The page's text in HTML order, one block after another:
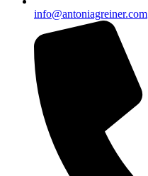
info@antoniagreiner.com